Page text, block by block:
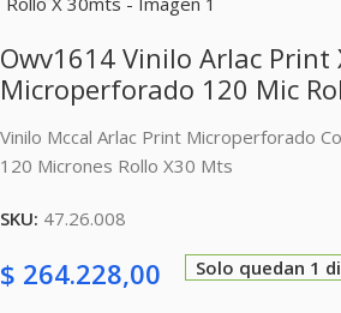
Owv1614 Vinilo Arlac Print
Microperforado 120 Mic
Vinilo Mccal Arlac Print Microperforado
120 Micrones Rollo X30 Mts
SKU: 47.26.008
$ 264.228,00 Solo quedan 1